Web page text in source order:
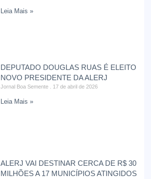
Leia Mais »
DEPUTADO DOUGLAS RUAS É ELEITO
NOVO PRESIDENTE DA ALERJ
Jornal Boa Semente 17 de abril de 2026
Leia Mais »
ALERJ VAI DESTINAR CERCA DE R$ 30
MILHÕES A 17 MUNICÍPIOS ATINGIDOS